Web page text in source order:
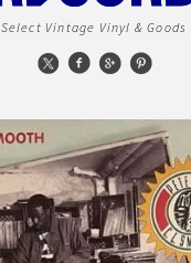
Select Vintage Vinyl & Goods